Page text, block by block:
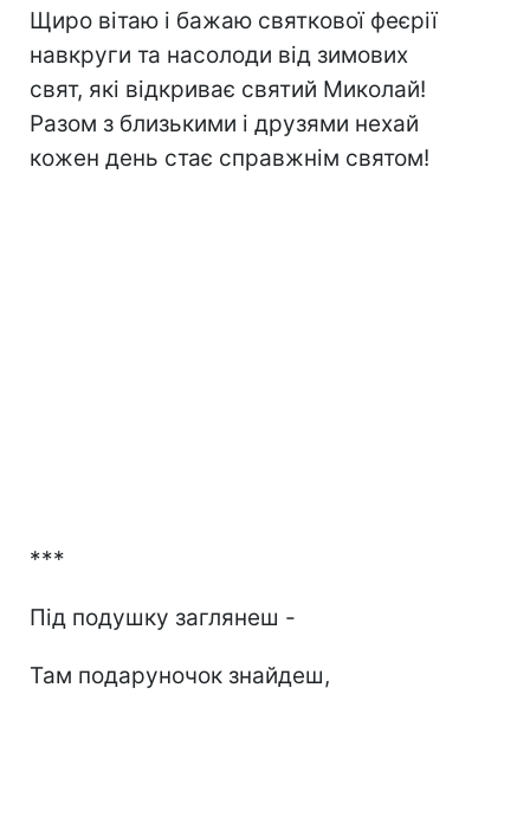
Щиро вітаю і бажаю святкової феєрії
навкруги та насолоди від зимових
свят, які відкриває святий Миколай!
Разом з близькими і друзями нехай
кожен день стає справжнім святом!
***
Під подушку заглянеш -
Там подаруночок знайдеш,